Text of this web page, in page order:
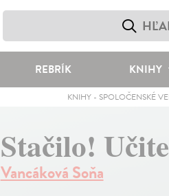
REBRÍK KNIHY
KNIHY - SPOLOČENSKÉ
Stačilo!
Vancáková Soňa